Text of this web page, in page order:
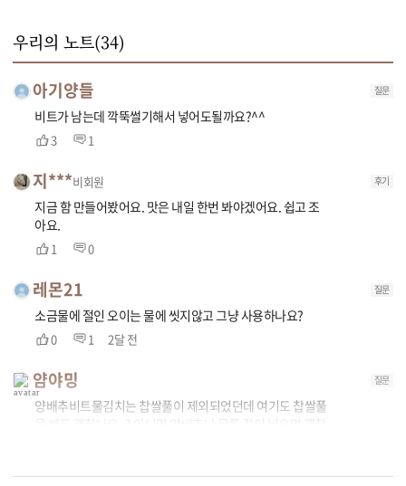
우리의 노트(34)
아기양들 질문
비트가 남는데 깍뚝썰기해서 넣어도될까요?^^
3 1
지***비회원 후기
지금 함 만들어봤어요. 맛은 내일 한번 봐야겠어요. 쉽고 조
아요.
1 0
레몬21 질문
소금물에 절인 오이는 물에 씻지않고 그냥 사용하나요?
0 1 2달 전
얌야밍 질문
양배추비트물김치는 찹쌀풀이 제외되었던데 여기도 찹쌀풀